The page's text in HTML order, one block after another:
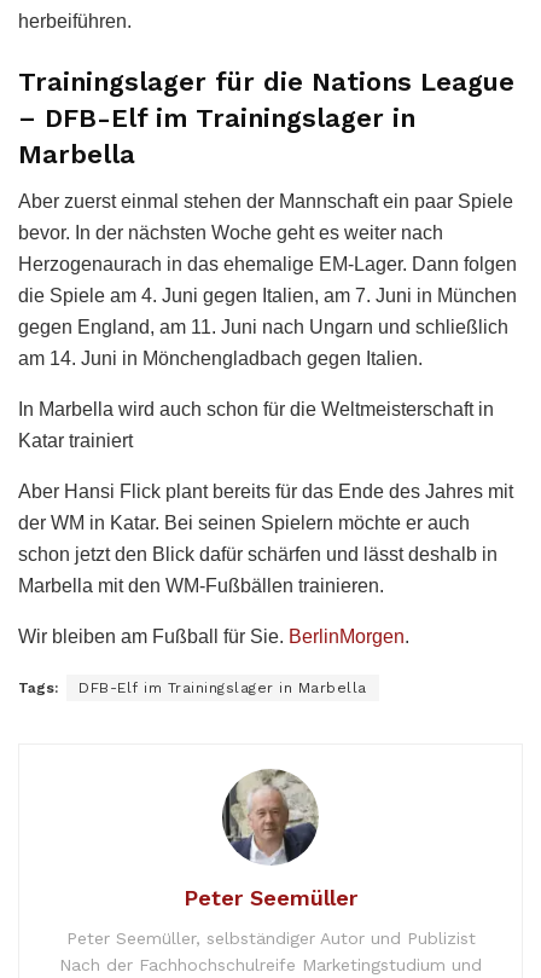
herbeiführen.
Trainingslager für die Nations League
– DFB-Elf im Trainingslager in
Marbella
Aber zuerst einmal stehen der Mannschaft ein paar Spiele
bevor. In der nächsten Woche geht es weiter nach
Herzogenaurach in das ehemalige EM-Lager. Dann folgen
die Spiele am 4. Juni gegen Italien, am 7. Juni in München
gegen England, am 11. Juni nach Ungarn und schließlich
am 14. Juni in Mönchengladbach gegen Italien.
In Marbella wird auch schon für die Weltmeisterschaft in
Katar trainiert
Aber Hansi Flick plant bereits für das Ende des Jahres mit
der WM in Katar. Bei seinen Spielern möchte er auch
schon jetzt den Blick dafür schärfen und lässt deshalb in
Marbella mit den WM-Fußbällen trainieren.
Wir bleiben am Fußball für Sie. BerlinMorgen.
Tags: DFB-Elf im Trainingslager in Marbella
Peter Seemüller
Peter Seemüller, selbständiger Autor und Publizist
Nach der Fachhochschulreife Marketingstudium und